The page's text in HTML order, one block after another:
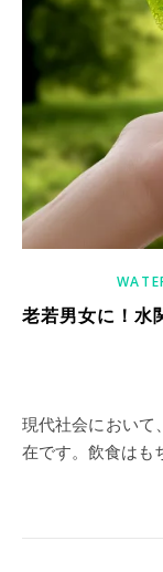
老若男女に！水
現代社会において、水は私たちの生活にとって欠かせない存
在です。飲食はも